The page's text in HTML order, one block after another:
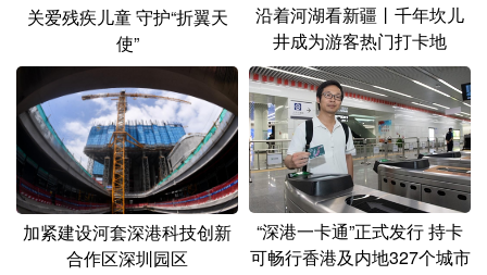
关爱残疾儿童 守护“折翼天
使”
沿着河湖看新疆丨千年坎儿
井成为游客热门打卡地
加紧建设河套深港科技创新
合作区深圳园区
“深港一卡通”正式发行 持卡
可畅行香港及内地327个城市